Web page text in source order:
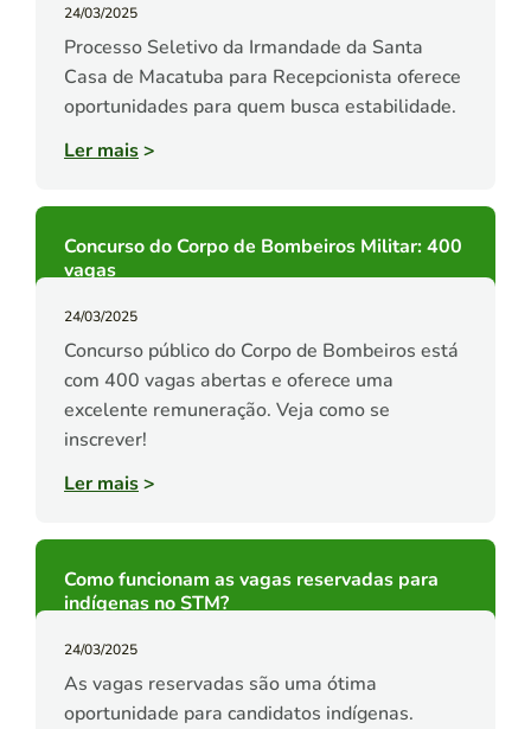
24/03/2025
Processo Seletivo da Irmandade da Santa
Casa de Macatuba para Recepcionista oferece
oportunidades para quem busca estabilidade.
Ler mais>
Concurso do Corpo de Bombeiros Militar: 400
vagas
24/03/2025
Concurso público do Corpo de Bombeiros está
com 400 vagas abertas e oferece uma
excelente remuneração. Veja como se
inscrever!
Ler mais>
Como funcionam as vagas reservadas para
indígenas no STM?
24/03/2025
As vagas reservadas são uma ótima
oportunidade para candidatos indígenas.